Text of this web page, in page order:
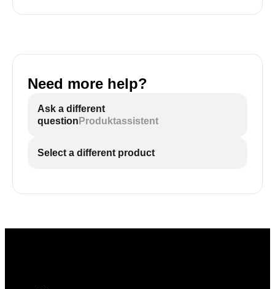
Need more help?
Ask a different
question Produktassistent
Select a different product